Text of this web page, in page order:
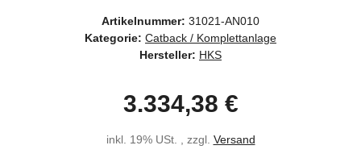
Artikelnummer: 31021-AN010
Kategorie: Catback / Komplettanlage
Hersteller: HKS
3.334,38 €
inkl. 19% USt. , zzgl. Versand